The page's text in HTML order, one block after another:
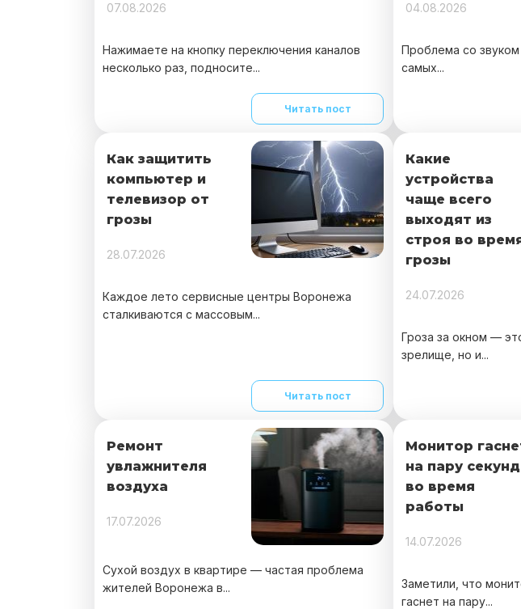
07.08.2026
Нажимаете на кнопку переключения каналов
несколько раз, подносите...
Читать пост
04.08.2026
Проблема со
самых...
Как защитить
компьютер и
телевизор от
грозы
28.07.2026
Каждое лето сервисные центры Воронежа
сталкиваются с массовым...
Читать пост
Какие
устройства
чаще всего
выходят из
строя во
грозы
24.07.2026
Гроза за окном —
зрелище, но и...
Ремонт
увлажнителя
воздуха
17.07.2026
Сухой воздух в квартире — частая проблема
жителей Воронежа в...
Монитор
на пару секунд
во время
работы
14.07.2026
Заметили, что
гаснет на пару...